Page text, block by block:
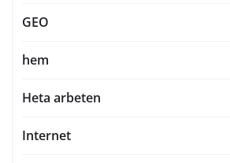
GEO
hem
Heta arbeten
Internet